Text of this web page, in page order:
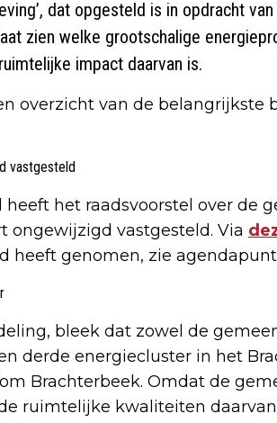
dat opgesteld is in opdracht
zien welke grootschalige
impact daarvan is.
overzicht van de belangrijkste
vastgesteld
heeft het raadsvoorstel over de
ongewijzigd vastgesteld. Via
heeft genomen, zie
bleek dat zowel de
derde energiecluster in het
Brachterbeek. Omdat de
ruimtelijke kwaliteiten